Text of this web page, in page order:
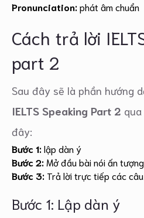
Pronunciation:phát âm chuẩn
Cách trả lời
part 2
Sau đây sẽ là phần hướng
IELTS Speaking Part 2
đây:
Bước 1:lập dàn ý
Bước 2: Mở đầu bài nói ấn tượng
Bước 3: Trả lời trực tiếp các
Bước 1: Lập dàn ý